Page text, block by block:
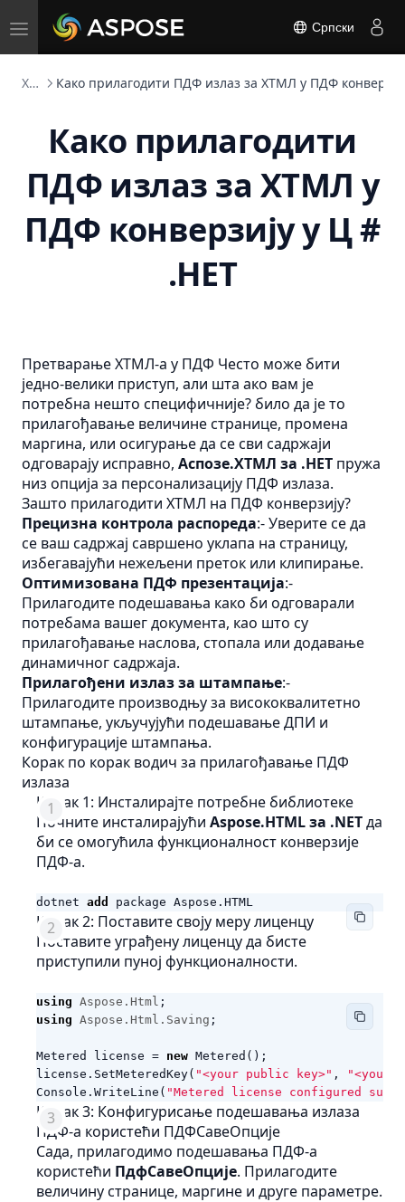
Toggle
navigation
Српски
ХТМЛ конвертер Како прилагодити ПДФ излаз за ХТМЛ у ПДФ
Како прилагодити
ПДФ излаз за ХТМЛ у
ПДФ конверзију у Ц #
.НЕТ
Претварање ХТМЛ-а у ПДФ Често може бити
једно-велики приступ, али шта ако вам је
потребна нешто специфичније? било да је то
прилагођавање величине странице, промена
маргина, или осигурање да се сви садржаји
одговарају исправно, Аспозе.ХТМЛ за .НЕТ пружа
низ опција за персонализацију ПДФ излаза.
Зашто прилагодити ХТМЛ на ПДФ конверзију?
Прецизна контрола распореда:- Уверите се да
се ваш садржај савршено уклапа на страницу,
избегавајући нежељени преток или клипирање.
Оптимизована ПДФ презентација:-
Прилагодите подешавања како би одговарали
потребама вашег документа, као што су
прилагођавање наслова, стопала или додавање
динамичног садржаја.
Прилагођени излаз за штампање:-
Прилагодите производњу за висококвалитетно
штампање, укључујући подешавање ДПИ и
конфигурације штампања.
Корак по корак водич за прилагођавање ПДФ
излаза
Корак 1: Инсталирајте потребне библиотеке
Почните инсталирајући Aspose.HTML за .NETда
би се омогућила функционалност конверзије
ПДФ-а.
dotnet add package Aspose . HTML
Корак 2: Поставите своју меру лиценцу
Поставите уграђену лиценцу да бисте
приступили пуној функционалности.
using Aspose.Html ;
using Aspose.Html.Saving ;
Metered license = new Metered ();
license . SetMeteredKey( "<your public key>" ,
"<your
Console . WriteLine ( "Metered license configured
Корак 3: Конфигурисање подешавања излаза
ПДФ-а користећи ПДФСавеОпције
Сада, прилагодимо подешавања ПДФ-а
користећи ПдфСавеОпције. Прилагодите
величину странице, маргине и друге параметре.